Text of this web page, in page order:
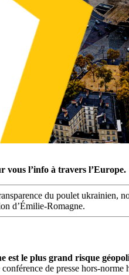
vous l’info à travers l’Europe.
du poulet ukrainien,
d’Émilie-Romagne.
est le plus grand risque
de presse hors-norme